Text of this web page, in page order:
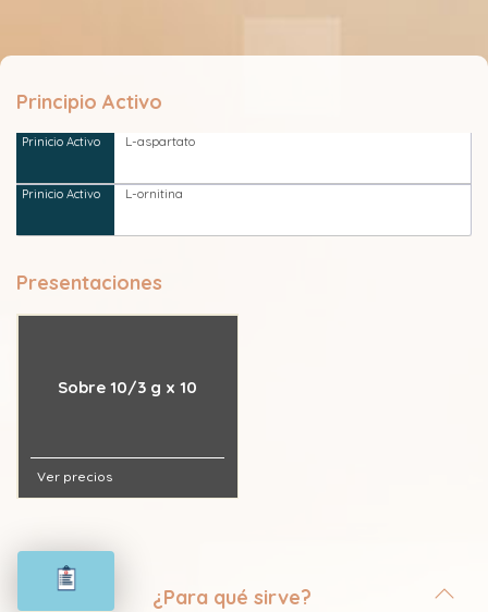
Principio Activo
L-aspartato
L-ornitina
Presentaciones
Sobre 10/3 g x 10
Ver precios
¿Para qué sirve?